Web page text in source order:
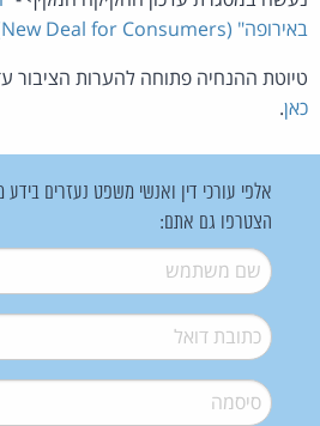
באירופה" (New Deal for Consumers)
טיוטת ההנחיה פתוחה להערות הציבור עד ה-19 ביולי,
כאן.
אלפי עורכי דין ואנשי משפט נעזרים בידע
הצטרפו גם אתם:
שם משתמש*
דואל*
סיסמה*